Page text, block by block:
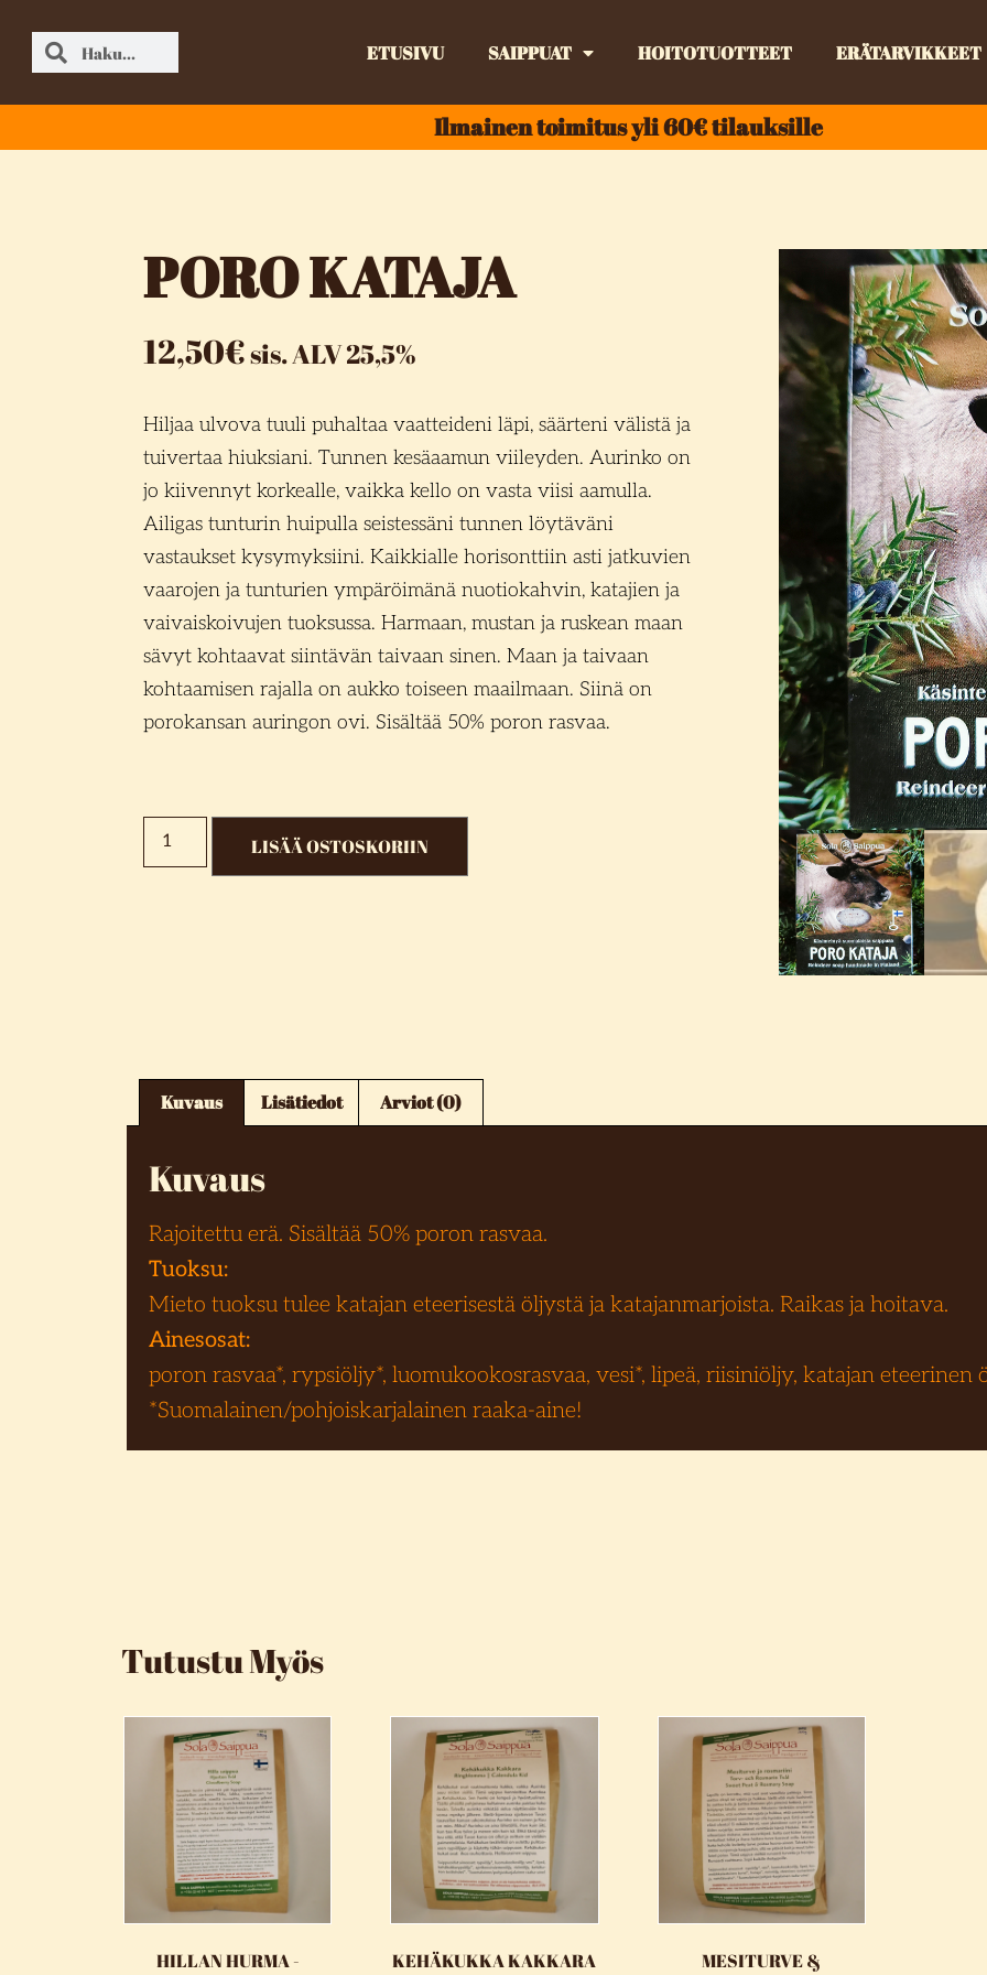
ETUSIVU SAIPPUAT HOITOTUOTTEET ERÄTARVIKKEET
Ilmainen toimitus yli 60€ tilauksille
PORO KATAJA
12,50€sis. ALV 25,5%
Hiljaa ulvova tuuli puhaltaa vaatteideni läpi, säärteni välistä ja
tuivertaa hiuksiani. Tunnen kesäaamun viileyden. Aurinko on
jo kiivennyt korkealle, vaikka kello on vasta viisi aamulla.
Ailigas tunturin huipulla seistessäni tunnen löytäväni
vastaukset kysymyksiini. Kaikkialle horisonttiin asti jatkuvien
vaarojen ja tunturien ympäröimänä nuotiokahvin, katajien ja
vaivaiskoivujen tuoksussa. Harmaan, mustan ja ruskean maan
sävyt kohtaavat siintävän taivaan sinen. Maan ja taivaan
kohtaamisen rajalla on aukko toiseen maailmaan. Siinä on
porokansan auringon ovi. Sisältää 50% poron rasvaa.
LISÄÄ OSTOSKORIIN
Kuvaus Lisätiedot Arviot (0)
Kuvaus
Rajoitettu erä. Sisältää 50% poron rasvaa.
Tuoksu:
Mieto tuoksu tulee katajan eteerisestä öljystä ja katajanmarjoista. Raikas ja hoitava.
Ainesosat:
poron rasvaa*, rypsiöljy*, luomukookosrasvaa, vesi*, lipeä, riisiniöljy, katajan eteerinen
*Suomalainen/pohjoiskarjalainen raaka-aine!
Tutustu Myös
HILLAN HURMA -
KEHÄKUKKA KAKKARA
MESITURVE &